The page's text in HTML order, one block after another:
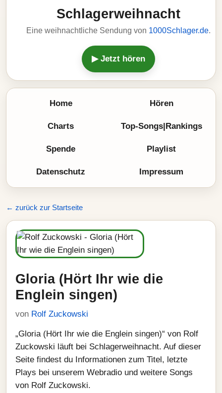
Schlagerweihnacht
Eine weihnachtliche Sendung von 1000Schlager.de.
▶ Jetzt hören
Home Hören
Charts Top-Songs|Rankings
Spende Playlist
Datenschutz Impressum
← zurück zur Startseite
Gloria (Hört Ihr wie die
Englein singen)
von Rolf Zuckowski
„Gloria (Hört Ihr wie die Englein singen)“ von Rolf
Zuckowski läuft bei Schlagerweihnacht. Auf dieser
Seite findest du Informationen zum Titel, letzte
Plays bei unserem Webradio und weitere Songs
von Rolf Zuckowski.